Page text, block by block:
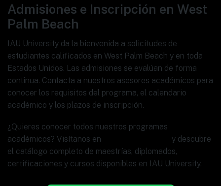
Admisiones e Inscripción en West
Palm Beach
IAU University da la bienvenida a solicitudes de
estudiantes calificados en West Palm Beach y en toda
Estados Unidos. Las admisiones se evalúan de forma
continua. Contacta a nuestros asesores académicos para
conocer los requisitos del programa, el calendario
académico y los plazos de inscripción.
¿Quieres conocer todos nuestros programas
académicos? Visítanos en
y descubre
el catálogo completo de maestrías, diplomados,
certificaciones y cursos disponibles en IAU University.